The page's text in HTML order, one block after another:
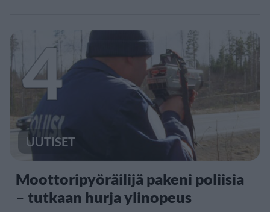
4
UUTISET
Moottoripyöräilijä pakeni poliisia
– tutkaan hurja ylinopeus